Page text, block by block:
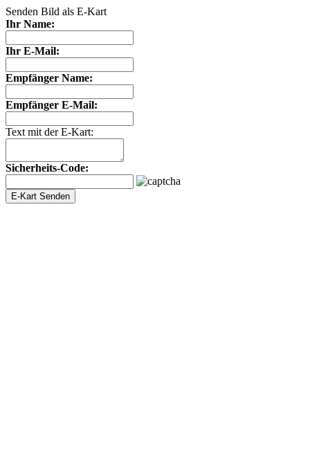
Senden Bild als E-Kart
Ihr Name:
Ihr E-Mail:
Empfänger Name:
Empfänger E-Mail:
Text mit der E-Kart:
Sicherheits-Code: